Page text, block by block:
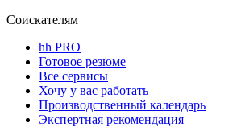
Соискателям
hh PRO
Готовое резюме
Все сервисы
Хочу у вас работать
Производственный календарь
Экспертная рекомендация